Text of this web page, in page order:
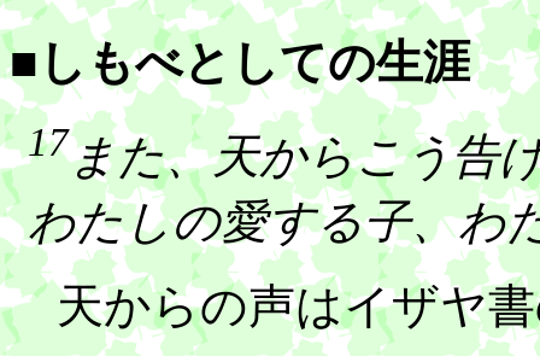
■しもべとしての生涯
17また、天からこう告
わたしの愛する子、わ
天からの声はイザヤ書